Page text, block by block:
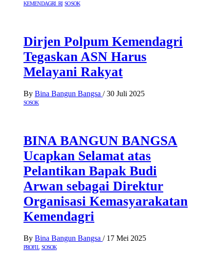
KEMENDAGRI RI SOSOK
Dirjen Polpum Kemendagri
Tegaskan ASN Harus
Melayani Rakyat
By Bina Bangun Bangsa / 30 Juli 2025
SOSOK
BINA BANGUN BANGSA
Ucapkan Selamat atas
Pelantikan Bapak Budi
Arwan sebagai Direktur
Organisasi Kemasyarakatan
Kemendagri
By Bina Bangun Bangsa / 17 Mei 2025
PROFIL SOSOK